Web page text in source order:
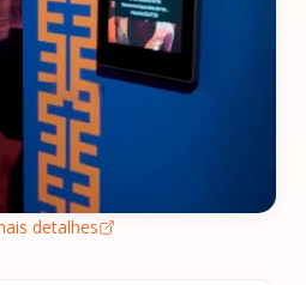
detalhes